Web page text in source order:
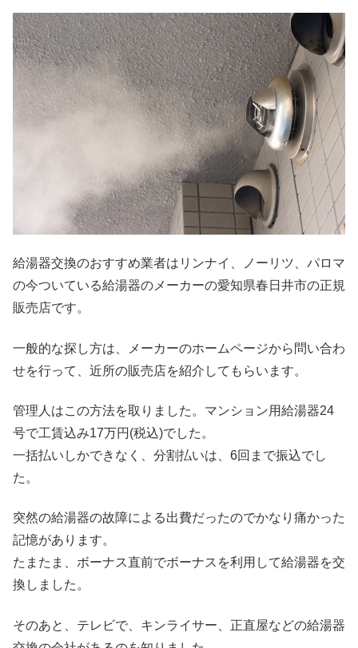
給湯器交換のおすすめ業者はリンナイ、ノーリツ、パロマ
の今ついている給湯器のメーカーの愛知県春日井市の正規
販売店です。
一般的な探し方は、メーカーのホームページから問い合わ
せを行って、近所の販売店を紹介してもらいます。
管理人はこの方法を取りました。マンション用給湯器24
号で工賃込み17万円(税込)でした。
一括払いしかできなく、分割払いは、6回まで振込でし
た。
突然の給湯器の故障による出費だったのでかなり痛かった
記憶があります。
たまたま、ボーナス直前でボーナスを利用して給湯器を交
換しました。
そのあと、テレビで、キンライサー、正直屋などの給湯器